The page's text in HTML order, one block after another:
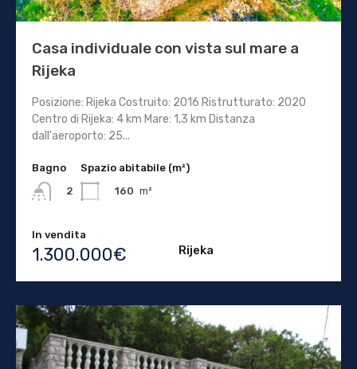
Casa individuale con vista sul mare a
Rijeka
Posizione: Rijeka Costruito: 2016 Ristrutturato: 2020
Centro di Rijeka: 4 km Mare: 1,3 km Distanza
dall'aeroporto: 25...
Bagno
2
Spazio abitabile (m²)
160 m²
In vendita
1.300.000€ Rijeka